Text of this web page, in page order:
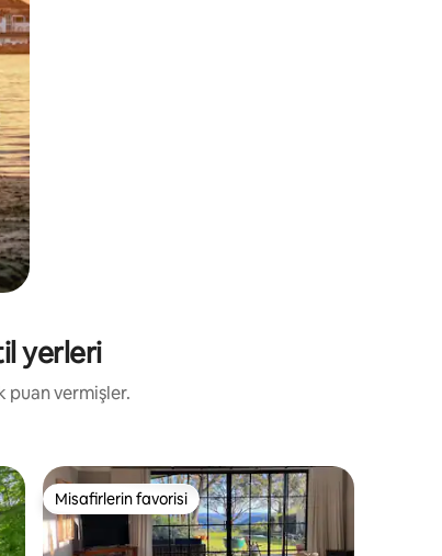
yerleri
puan vermişler.
Misafirlerin favorisi
Misafirlerin favorisi